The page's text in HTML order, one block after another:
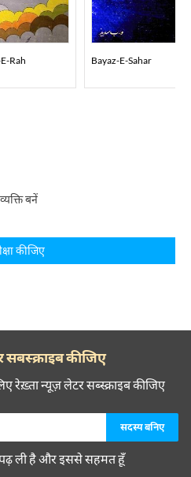
Rah
Bayaz-E-Sahar
बनें
कीजिए
सबस्क्राइब कीजिए
रेख़्ता न्यूज़ लेटर सब्स्क्राइब कीजिए
ली है और इससे सहमत हूँ